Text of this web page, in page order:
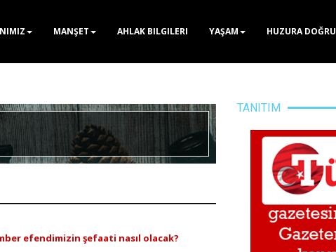
MANŞET AHLAK BILGILERI YAŞAM HUZURA DOĞRU
efendimizin şefaati nasıl olacak?
TANITIM